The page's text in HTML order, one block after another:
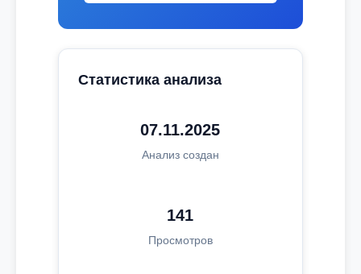
Статистика анализа
07.11.2025
Анализ создан
141
Просмотров